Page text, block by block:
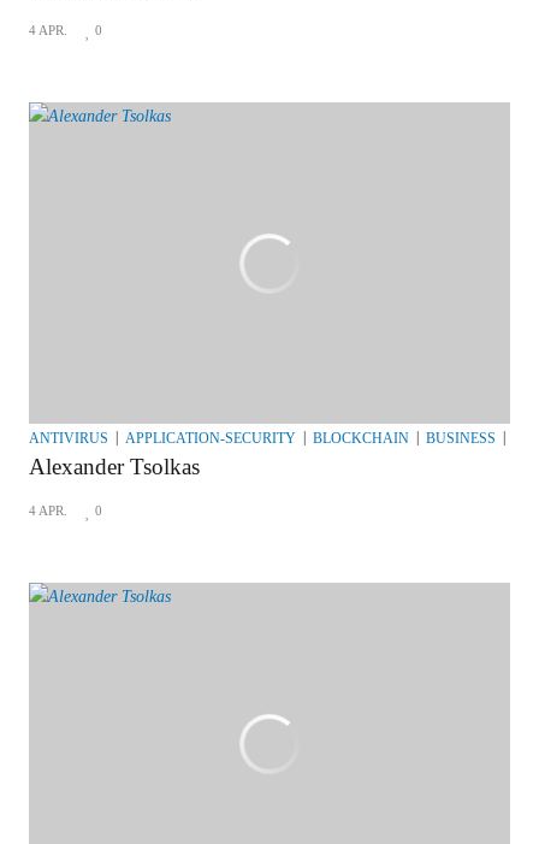
4 APR. 0
ANTIVIRUS APPLICATION-SECURITY BLOCKCHAIN BUSINESS
Alexander Tsolkas
4 APR. 0